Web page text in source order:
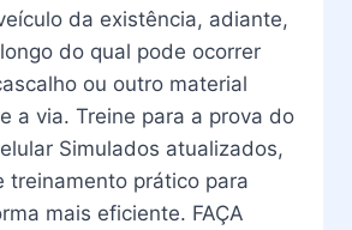
da existência, adiante,
do qual pode ocorrer
ou outro material
a via. Treine para a prova do
Simulados atualizados,
treinamento prático para
mais eficiente. FAÇA